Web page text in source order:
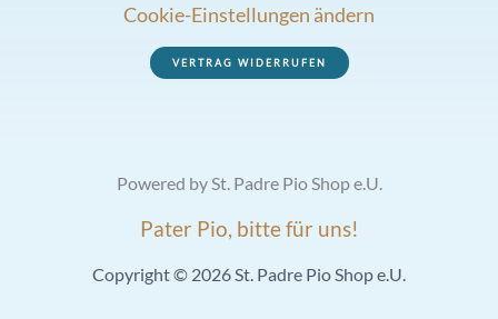
Cookie-Einstellungen ändern
VERTRAG WIDERRUFEN
Powered by St. Padre Pio Shop e.U.
Pater Pio, bitte für uns!
Copyright © 2026 St. Padre Pio Shop e.U.